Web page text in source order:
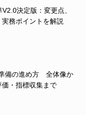
決定版：変更点、
務ポイントを解説
備の進め方 全体像か
・指標収集まで